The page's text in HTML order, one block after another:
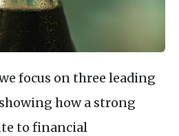
focus on three leading
how a strong
to financial